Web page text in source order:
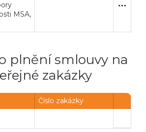
MSA,
plnění smlouvy na
zakázky
Číslo zakázky
Zadavatel